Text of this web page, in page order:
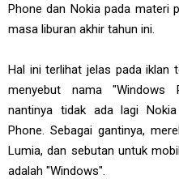
Phone dan Nokia pada materi
masa liburan akhir tahun ini.
Hal ini terlihat jelas pada iklan
menyebut nama "Windows
nantinya tidak ada lagi
Phone. Sebagai gantinya,
Lumia, dan sebutan untuk
adalah "Windows".